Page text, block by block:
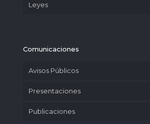
Leyes
Comunicaciones
Avisos Públicos
Presentaciones
Publicaciones